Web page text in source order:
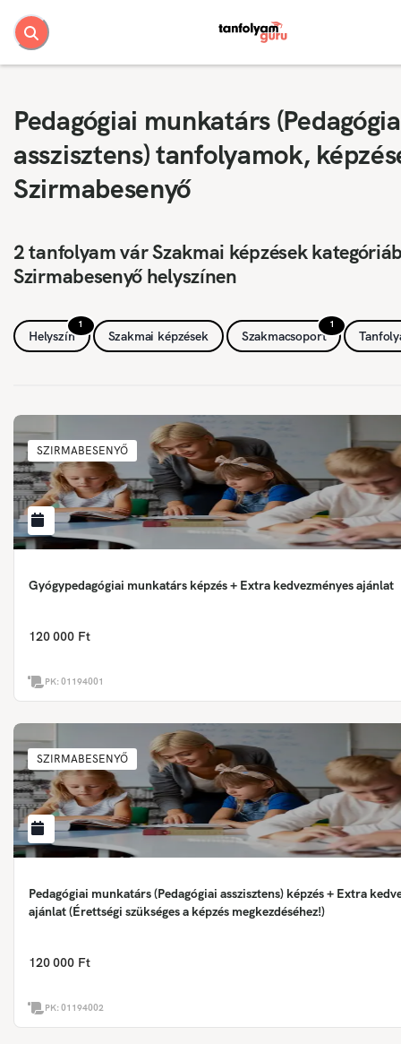
Pedagógiai munkatárs
asszisztens) tanfolyamok,
Szirmabesenyő
2 tanfolyam vár Szakmai képzések
Szirmabesenyő helyszínen
1
Helyszín Szakmai képzések
1
Szakmacsoport
SZIRMABESENYŐ
Gyógypedagógiai munkatárs képzés + Extra kedvezményes ajánlat
120 000 Ft
PK:01194001
SZIRMABESENYŐ
Pedagógiai munkatárs (Pedagógiai asszisztens) képzés + Extra
ajánlat (Érettségi szükséges a képzés megkezdéséhez!)
120 000 Ft
PK:01194002